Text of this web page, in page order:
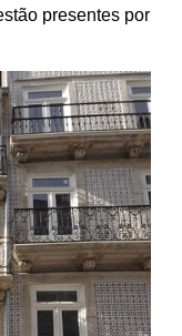
presentes por